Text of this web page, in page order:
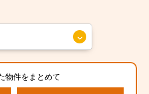
物件をまとめて